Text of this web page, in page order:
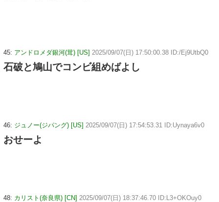
45: アンドロメダ銀河(茸) [US] 2025/09/07(日) 17:50:00.38 ID:/Ej9UtbQ0
石破と鳩山でコンビ組めばよし
46: ジュノー(ジパング) [US] 2025/09/07(日) 17:54:53.31 ID:Uynaya6v0
おせーよ
48: カリスト(奈良県) [CN] 2025/09/07(日) 18:37:46.70 ID:L3+OKOuy0